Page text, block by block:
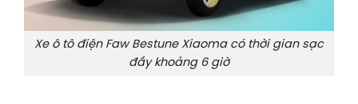
Xe ô tô điện Faw Bestune Xiaoma có thời gian sạc
đầy khoảng 6 giờ